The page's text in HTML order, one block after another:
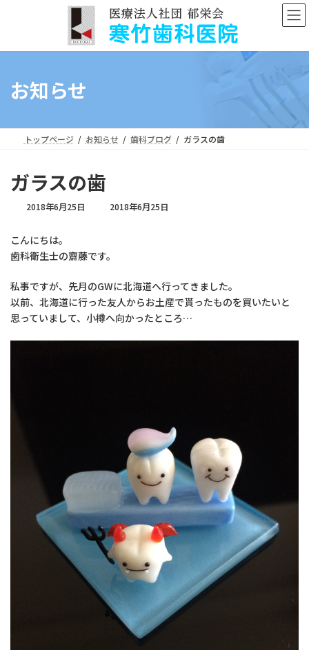
ン
プ
ー
動
お知らせ
トップページ お知らせ 歯科ブログ ガラスの歯
ガラスの歯
2018年6月25日
最
日
:
2018年6月25日
こんにちは。
歯科衛生士の齋藤です。
私事ですが、先月のGWに北海道へ行ってきました。
以前、北海道に行った友人からお土産で貰ったものを買いたいと
思っていまして、小樽へ向かったところ…